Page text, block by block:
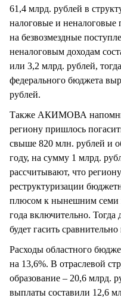
61,4 млрд. рублей в
налоговые и неналоговые
на безвозмездные
неналоговым доходам
или 3,2 млрд. рублей,
федерального бюджета
рублей.
Также АКИМОВА
региону пришлось
свыше 820 млн. рублей и
году, на сумму 1 млрд.
рассчитывают, что
реструктуризации
плюсом к нынешним семи
года включительно.
будет гасить
Расходы областного
на 13,6%. В отраслевой
образование – 20,6 млрд.
выплаты составили 12,6